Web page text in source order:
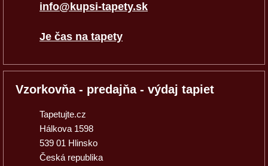
info@kupsi-tapety.sk
Je čas na tapety
Vzorkovňa - predajňa - výdaj tapiet
Tapetujte.cz
Hálkova 1598
539 01 Hlinsko
Česká republika